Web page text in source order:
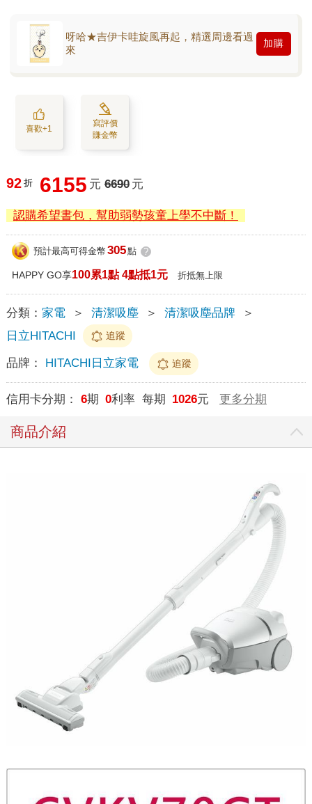
呀哈★吉伊卡哇旋風再起，精選周邊看過
來
加購
喜歡+1
寫評價
賺金幣
92 折 6155 元 6690 元
認購希望書包，幫助弱勢孩童上學不中斷！
預計最高可得金幣 305點 ?
HAPPY GO享100累1點 4點抵1元 折抵無上限
分類： 家電 ＞ 清潔吸塵 ＞ 清潔吸塵品牌
＞
日立HITACHI
追蹤
品牌： HITACHI日立家電 追蹤
信用卡分期： 6期 0利率 每期 1026元 更多分期
商品介紹